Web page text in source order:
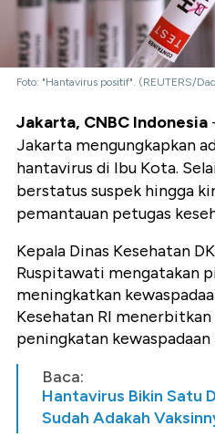
Foto: "Hantavirus positif". (REUTERS/
Jakarta, CNBC Indonesia
Jakarta mengungkapkan
hantavirus di Ibu Kota.
berstatus suspek hingga
pemantauan petugas
Kepala Dinas Kesehatan
Ruspitawati mengatakan
meningkatkan
Kesehatan RI
peningkatan
Baca:
Hantavirus Bikin Satu
Sudah Adakah